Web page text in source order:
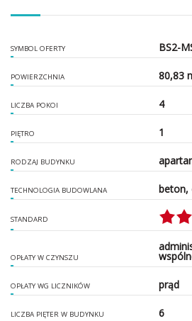
SYMBOL OFERTY BS2-
POWIERZCHNIA 80,83
LICZBA POKOI 4
PIĘTRO 1
RODZAJ BUDYNKU
TECHNOLOGIA BUDOWLANA beton,
STANDARD
OPŁATY W CZYNSZU
OPŁATY WG LICZNIKÓW prąd
LICZBA PIĘTER W BUDYNKU 6